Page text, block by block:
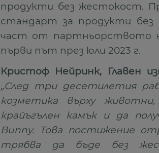
продукти без жестокост.
стандарт за продукти
част от партньорството
първи път през юли 2023 г.
Кристоф Нейринк, Главен
„След три десетилетия
козметика върху
крайъгълен камък и да
Bunny. Това постижение
трябва да бъде без